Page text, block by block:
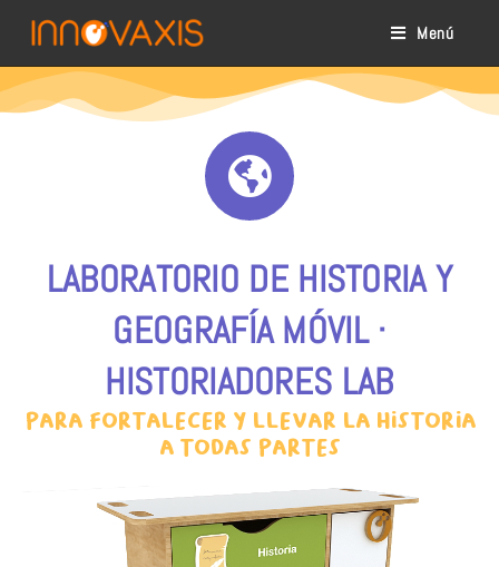
Menú
LABORATORIO DE HISTORIA Y
GEOGRAFÍA MÓVIL ·
HISTORIADORES LAB
para fortalecer y llevar la historia
a todas partes